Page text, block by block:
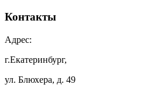
Контакты
Адрес:
г.Екатеринбург,
ул. Блюхера, д. 49